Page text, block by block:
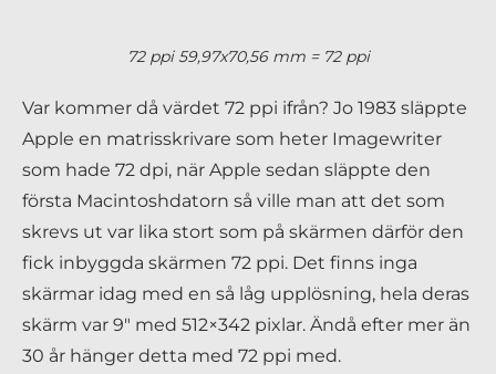
72 ppi 59,97x70,56 mm = 72 ppi
Var kommer då värdet 72 ppi ifrån? Jo 1983 släppte
Apple en matrisskrivare som heter Imagewriter
som hade 72 dpi, när Apple sedan släppte den
första Macintoshdatorn så ville man att det som
skrevs ut var lika stort som på skärmen därför den
fick inbyggda skärmen 72 ppi. Det finns inga
skärmar idag med en så låg upplösning, hela deras
skärm var 9″ med 512×342 pixlar. Ändå efter mer än
30 år hänger detta med 72 ppi med.